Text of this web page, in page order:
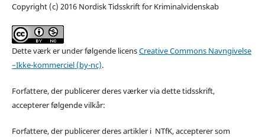
Copyright (c) 2016 Nordisk Tidsskrift for Kriminalvidenskab
Dette værk er under følgende licensCreative Commons Navngivelse
–Ikke-kommerciel (by-nc).
Forfattere, der publicerer deres værker via dette tidsskrift,
accepterer følgende vilkår:
Forfattere, der publicerer deres artikler i NTfK, accepterer som